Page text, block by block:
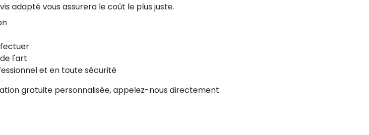
adapté vous assurera le coût le plus juste.
l'art
et en toute sécurité
gratuite personnalisée, appelez-nous directement